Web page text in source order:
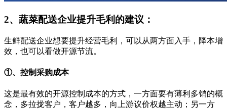
2、蔬菜配送企业提升毛利的建议：
生鲜配送企业想要提升经营毛利，可以从两方面入手，降本增
效，也可以看做开源节流。
①、控制采购成本
这是最有效的开源控制成本的方式，一方面要有薄利多销的概
念，多拉拢客户，客户越多，向上游议价权越主动；另一方